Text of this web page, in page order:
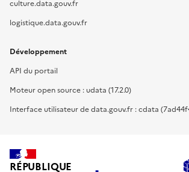
culture.data.gouv.fr
logistique.data.gouv.fr
Développement
API du portail
Moteur open source : udata (17.2.0)
Interface utilisateur de data.gouv.fr : cdata
RÉPUBLIQUE